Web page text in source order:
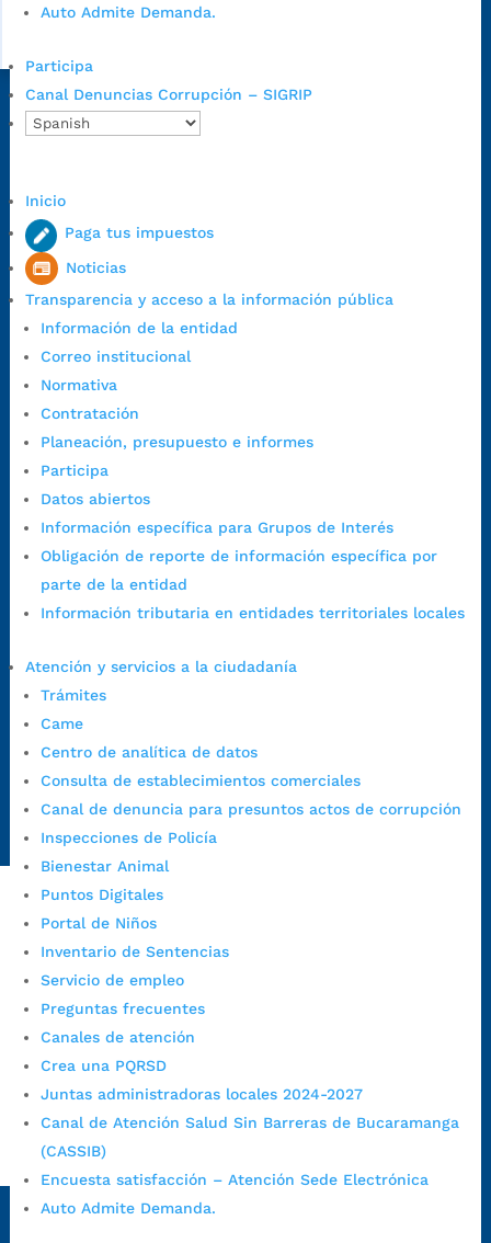
Auto Admite Demanda.
Participa
Canal Denuncias Corrupción – SIGRIP
Inicio
Paga tus impuestos
Noticias
Transparencia y acceso a la información pública
Información de la entidad
Correo institucional
Normativa
Contratación
Planeación, presupuesto e informes
Participa
Datos abiertos
Información específica para Grupos de Interés
Obligación de reporte de información específica por
parte de la entidad
Información tributaria en entidades territoriales locales
Atención y servicios a la ciudadanía
Trámites
Came
Centro de analítica de datos
Consulta de establecimientos comerciales
Canal de denuncia para presuntos actos de corrupción
Inspecciones de Policía
Bienestar Animal
Puntos Digitales
Portal de Niños
Inventario de Sentencias
Servicio de empleo
Preguntas frecuentes
Canales de atención
Crea una PQRSD
Juntas administradoras locales 2024-2027
Canal de Atención Salud Sin Barreras de Bucaramanga
(CASSIB)
Encuesta satisfacción – Atención Sede Electrónica
Auto Admite Demanda.
Dirección Fase I:Calle 35 # 10-43, Bucaramanga, Santander,
Colombia.
Colombia
Código Postal:
680006. Código Dane: 68001.
Horario de Atención:
1:00 p.m. a 5:30 p.m. / viernes jornada continua en el horario de
7:00 a.m. a 5:00 p.m., con 30 minutos de descanso al medio día.
Horario de Atención CAME (Central):
Lunes a jueves: 7:00 a.m. a 12:00 m y de 1:00 p.m. a 5:30 p.m.
Viernes: 7:00 a.m. a 5:00 p.m. en Jornada Continua con
30 minutos de descanso al medio día.
Horario de Atención CAME (Norte):
Dirección:Carrera 12 #16N-84 del barrio Kennedy.
Horario habitual de lunes a viernes en
a.m. a 3:00 p.m.
Teléfono Conmutador:+57 (607) 633 70 00
Líneagratuita:+57 (607) 652 55 55
Correo Institucional: contactenos@bucaramanga.gov.co
judiciales:
https://www.bucaramanga.gov.co/gobierno-ciudadanos-
1/secretarias/oficina-de-control-interno-disciplinario/
@AlcaldíaBGA
PrensaBucaramanga
Autorización de Tratamiento de Datos Personales